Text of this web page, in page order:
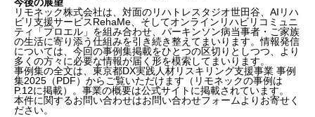
リモネック株式会社は、対面のリハトレスタジオ世田谷、AIリハ
ビリ支援サービスRehaMe、そしてオンラインリハビリコミュニ
ティ「プロエル」を組み合わせ、パーキンソン病当事者・ご家族
の生活に寄り添う仕組みを引き続き整えてまいります。情報発信
については、今回の事例集掲載をひとつの区切りとしつつ、より
多くの方々に必要な情報が届く形を模索してまいります。
事例集の全文は、 東京都DX実践人材リスキリング支援事業 事例
集2025（PDF） からご覧いただけます（リモネックの事例は
P.12に掲載）。事業の概要は公式サイト に掲載されています。
本件に関するお問い合わせはお問い合わせフォームよりお寄せく
ださい。